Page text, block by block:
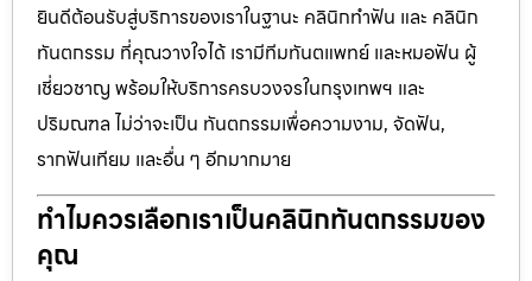
ยินดีต้อนรับสู่บริการของเราในฐานะ คลินิกทำฟัน และ คลินิก
ทันตกรรม ที่คุณวางใจได้ เรามีทีมทันตแพทย์ และหมอฟัน ผู้
เชี่ยวชาญ พร้อมให้บริการครบวงจรในกรุงเทพฯ และ
ปริมณฑล ไม่ว่าจะเป็น ทันตกรรมเพื่อความงาม, จัดฟัน,
รากฟันเทียม และอื่น ๆ อีกมากมาย
ทำไมควรเลือกเราเป็นคลินิกทันตกรรมของ
คุณ